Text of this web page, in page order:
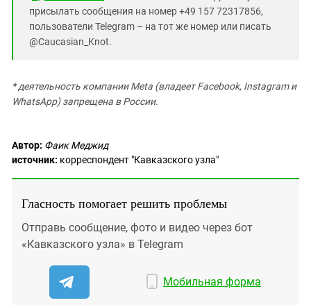
присылать сообщения на номер +49 157 72317856,
пользователи Telegram – на тот же номер или писать
@Caucasian_Knot.
* деятельность компании Meta (владеет Facebook, Instagram и
WhatsApp) запрещена в России.
Автор: Фаик Меджид
источник: корреспондент "Кавказского узла"
Гласность помогает решить проблемы
Отправь сообщение, фото и видео через бот
«Кавказского узла» в Telegram
Мобильная форма